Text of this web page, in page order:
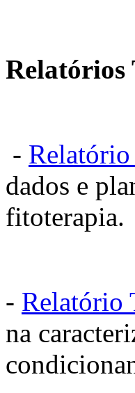
Relatórios
-
dados e
fitoterapia.
- Relatório
na